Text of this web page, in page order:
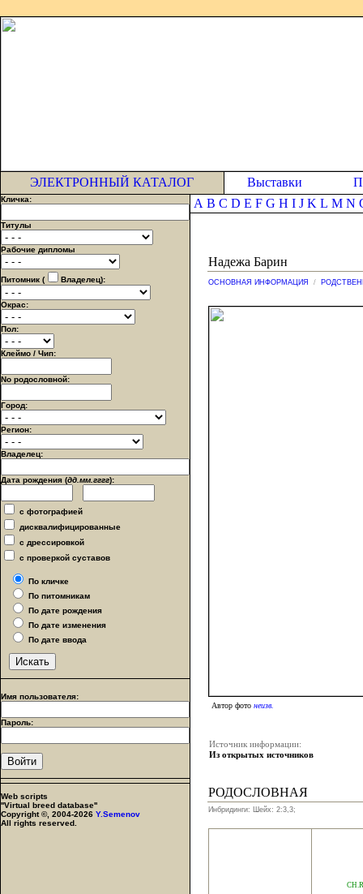
ЭЛЕКТРОННЫЙ КАТАЛОГ Выставки
Кличка:
Титулы
Рабочие дипломы
Питомник ( Владелец):
Окрас:
Пол:
Клеймо / Чип:
No родословной:
Город:
Регион:
Владелец:
Дата рождения (дд.мм.гггг):
с фотографией
дисквалифицированные
с дрессировкой
с проверкой суставов
По кличке
По питомникам
По дате рождения
По дате изменения
По дате ввода
Имя пользователя:
Пароль:
Web scripts
''Virtual breed database''
Copyright ©, 2004-2026 Y.Semenov
All rights reserved.
A B C D E F G H I J K L M N
Надежа Барин
ОСНОВНАЯ ИНФОРМАЦИЯ /
Автор фото неизв.
Источник информации:
Из открытых источников
РОДОСЛОВНАЯ
Инбридинги: Шейх: 2:3,3;